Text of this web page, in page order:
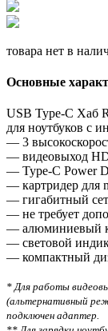
товара нет в
Основные
USB Type-C Хаб
для ноутбуков с
— 3
— видеовыход
— Type-C Power
— картридер для
— гигабитный
— не требует
— алюминиевый
— световой
— компактный
* Для работы
(альтернативный
подключен адаптер.